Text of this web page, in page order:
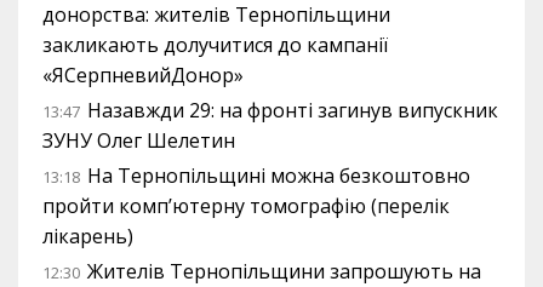
донорства: жителів Тернопільщини
закликають долучитися до кампанії
«ЯСерпневийДонор»
13:47 Назавжди 29: на фронті загинув випускник
ЗУНУ Олег Шелетин
13:18 На Тернопільщині можна безкоштовно
пройти комп’ютерну томографію (перелік
лікарень)
12:30 Жителів Тернопільщини запрошують на